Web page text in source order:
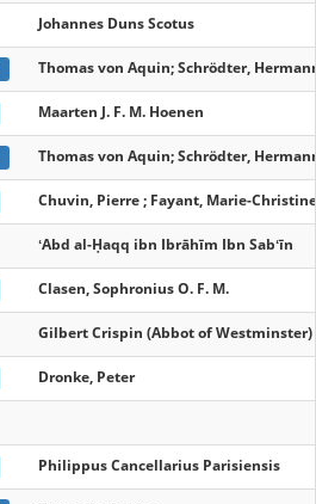
Johannes Duns Scotus
Thomas von Aquin; Schrödter,
Maarten J. F. M. Hoenen
Thomas von Aquin; Schrödter,
Chuvin, Pierre ; Fayant, Marie-
ʻAbd al-Ḥaqq ibn Ibrāhīm Ibn Sabʻīn
Clasen, Sophronius O. F. M.
Gilbert Crispin (Abbot of Westminster)
Dronke, Peter
Philippus Cancellarius Parisiensis